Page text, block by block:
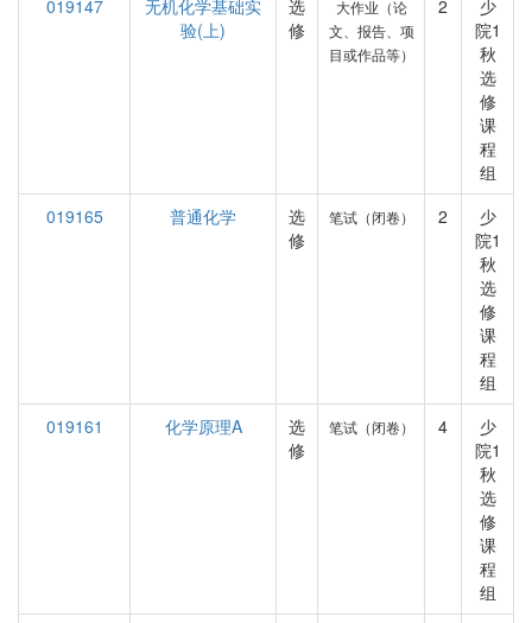
019147
无机化学基础实
验(上)
选
修
大作业（论
文、报告、项
目或作品等）
2
少
院1
秋
选
修
课
程
组
019165
普通化学
选
修
笔试（闭卷） 2
少
院1
秋
选
修
课
程
组
019161
化学原理A
选
修
笔试（闭卷） 4
少
院1
秋
选
修
课
程
组